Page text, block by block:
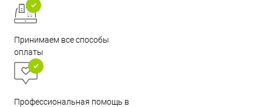
Принимаем все способы
оплаты
Профессиональная помощь в